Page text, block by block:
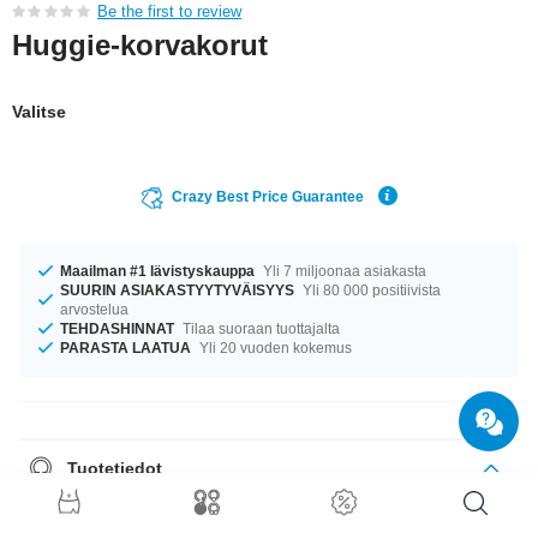
Be the first to review
Huggie-korvakorut
Valitse
Crazy Best Price Guarantee
Maailman #1 lävistyskauppa Yli 7 miljoonaa asiakasta
SUURIN ASIAKASTYYTYVÄISYYS Yli 80 000 positiivista
arvostelua
TEHDASHINNAT Tilaa suoraan tuottajalta
PARASTA LAATUA Yli 20 vuoden kokemus
Tuotetiedot
Tuote myydään pareittain. Kun valitset määräksi 1, saat yhden parin